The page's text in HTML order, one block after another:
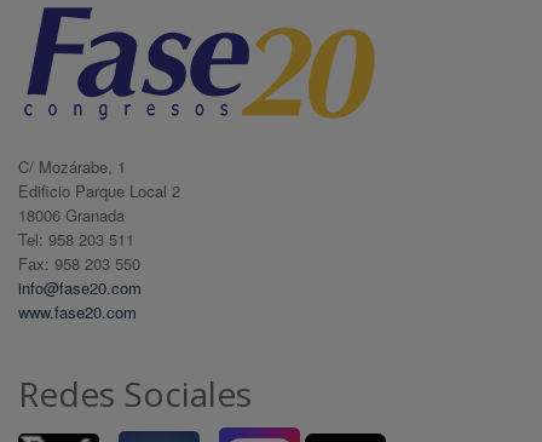
C/ Mozárabe, 1
Edificio Parque Local 2
18006 Granada
Tel: 958 203 511
Fax: 958 203 550
info@fase20.com
www.fase20.com
Redes Sociales